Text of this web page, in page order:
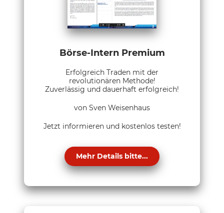
Börse-Intern Premium
Erfolgreich Traden mit der
revolutionären Methode!
Zuverlässig und dauerhaft erfolgreich!
von Sven Weisenhaus
Jetzt informieren und kostenlos testen!
Mehr Details bitte...